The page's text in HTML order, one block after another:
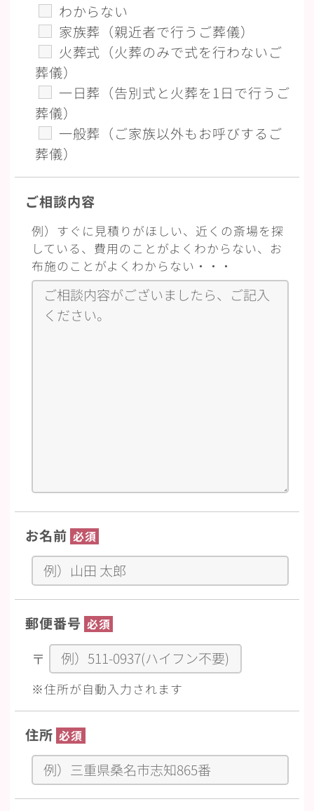
わからない
家族葬（親近者で行うご葬儀）
火葬式（火葬のみで式を行わないご
葬儀）
一日葬（告別式と火葬を1日で行うご
葬儀）
一般葬（ご家族以外もお呼びするご
葬儀）
ご相談内容
例）すぐに見積りがほしい、近くの斎場を探
している、費用のことがよくわからない、お
布施のことがよくわからない・・・
お名前 必須
郵便番号 必須
〒
※住所が自動入力されます
住所 必須